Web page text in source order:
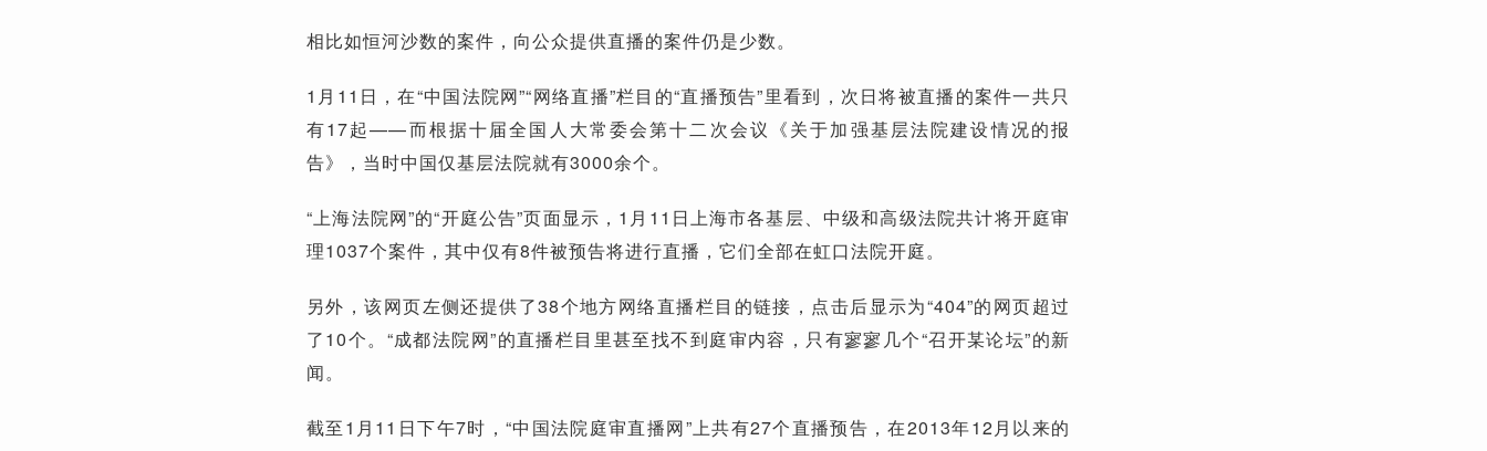
相比如恒河沙数的案件，向公众提供直播的案件仍是少数。
1月11日，在“中国法院网”“网络直播”栏目的“直播预告”里看到，次日将被直播的案件一共只
有17起——而根据十届全国人大常委会第十二次会议《关于加强基层法院建设情况的报
告》，当时中国仅基层法院就有3000余个。
“上海法院网”的“开庭公告”页面显示，1月11日上海市各基层、中级和高级法院共计将开庭审
理1037个案件，其中仅有8件被预告将进行直播，它们全部在虹口法院开庭。
另外，该网页左侧还提供了38个地方网络直播栏目的链接，点击后显示为“404”的网页超过
了10个。“成都法院网”的直播栏目里甚至找不到庭审内容，只有寥寥几个“召开某论坛”的新
闻。
截至1月11日下午7时，“中国法院庭审直播网”上共有27个直播预告，在2013年12月以来的